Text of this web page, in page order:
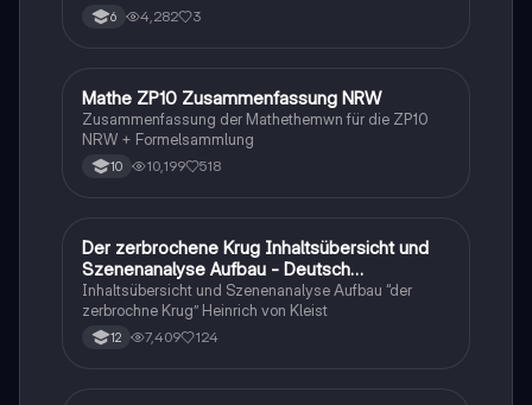
6 4,282 3
Mathe
Mathe ZP10 Zusammenfassung NRW
Zusammenfassung der Mathethemwn für die ZP10
NRW + Formelsammlung
10 10,199 518
Deutsch
Der zerbrochene Krug Inhaltsübersicht und
Szenenanalyse Aufbau - Deutsch
Q1/Q2/Abitur
Inhaltsübersicht und Szenenanalyse Aufbau “der
zerbrochne Krug” Heinrich von Kleist
12 7,409 124